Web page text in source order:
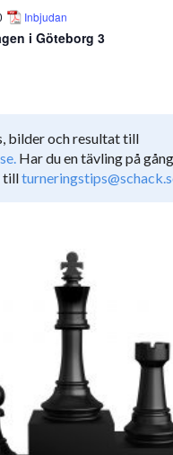
Inbjudan
i Göteborg 3
bilder och resultat till
Har du en tävling på
till